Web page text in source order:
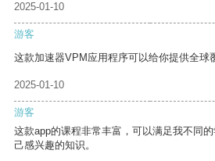
2025-01-10
游客
这款加速器VPM应用程序可以给你提供全球
2025-01-10
游客
这款app的课程非常丰富，可以满足我不同
己感兴趣的知识。